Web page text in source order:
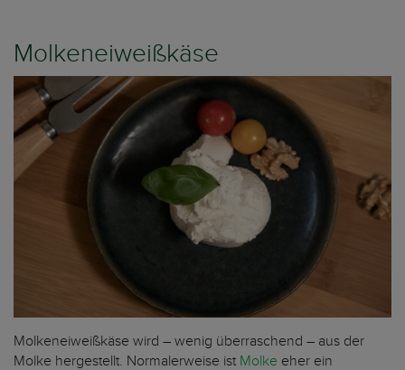
Molkeneiweißkäse
Molkeneiweißkäse wird – wenig überraschend – aus der
Molke hergestellt. Normalerweise ist Molke eher ein